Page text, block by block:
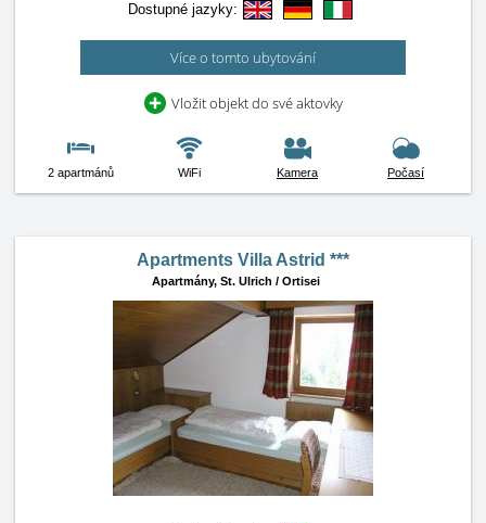
Dostupné jazyky:
Více o tomto ubytování
Vložit objekt do své aktovky
2 apartmánů WiFi Kamera Počasí
Apartments Villa Astrid ***
Apartmány, St. Ulrich / Ortisei